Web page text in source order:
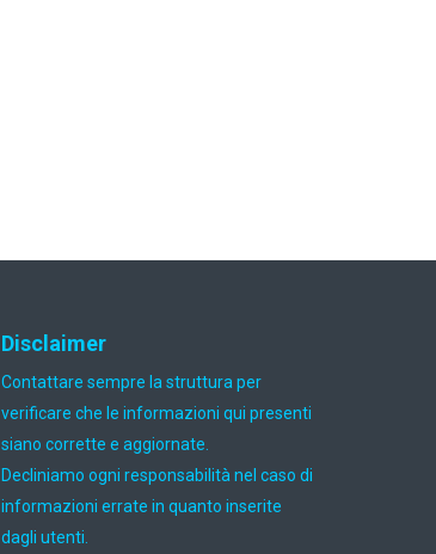
Disclaimer
Contattare sempre la struttura per
verificare che le informazioni qui presenti
siano corrette e aggiornate.
Decliniamo ogni responsabilità nel caso di
informazioni errate in quanto inserite
dagli utenti.